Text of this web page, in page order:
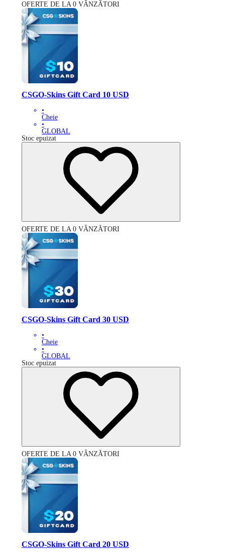
OFERTE DE LA 0 VÂNZĂTORI
CSGO-Skins Gift Card 10 USD
•
Cheie
•
GLOBAL
Stoc epuizat
OFERTE DE LA 0 VÂNZĂTORI
CSGO-Skins Gift Card 30 USD
•
Cheie
•
GLOBAL
Stoc epuizat
OFERTE DE LA 0 VÂNZĂTORI
CSGO-Skins Gift Card 20 USD